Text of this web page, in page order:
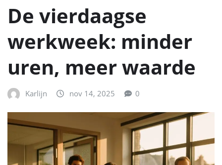
De vierdaagse
werkweek: minder
uren, meer waarde
Karlijn nov 14, 2025 0